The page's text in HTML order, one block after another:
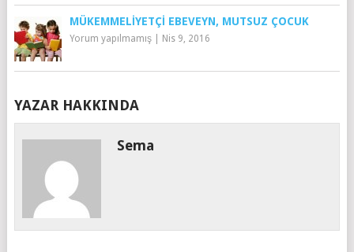
MÜKEMMELIYETÇI EBEVEYN, MUTSUZ ÇOCUK
Yorum yapılmamış| Nis 9, 2016
YAZAR HAKKINDA
Sema